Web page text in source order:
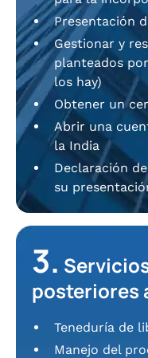
Presentación
Gestionar y
planteados
los hay)
Obtener un
Abrir una
la India
Declaración
su
3.
posteriores
Teneduría de
Manejo del